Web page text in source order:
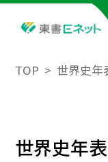
TOP 世界史
世界史年